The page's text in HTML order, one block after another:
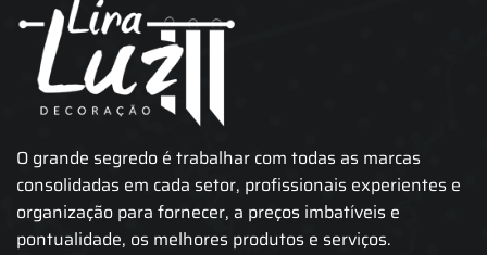
O grande segredo é trabalhar com todas as marcas
consolidadas em cada setor, profissionais experientes e
organização para fornecer, a preços imbatíveis e
pontualidade, os melhores produtos e serviços.